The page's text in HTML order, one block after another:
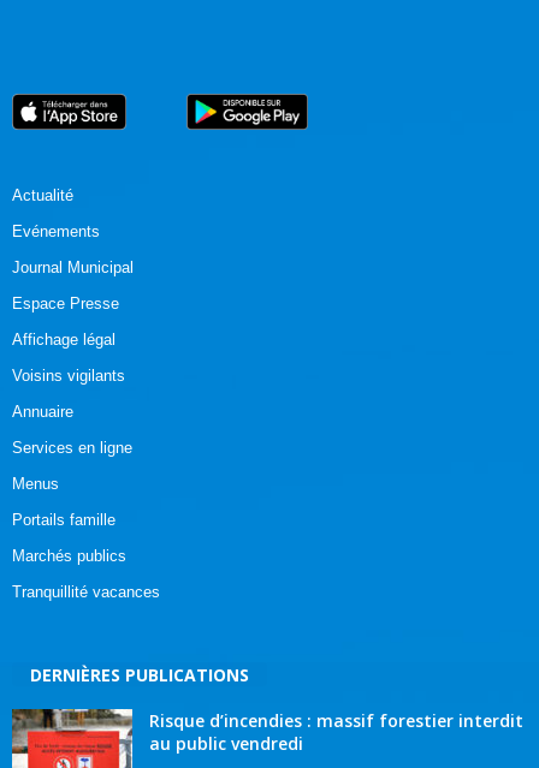
Actualité
Evénements
Journal Municipal
Espace Presse
Affichage légal
Voisins vigilants
Annuaire
Services en ligne
Menus
Portails famille
Marchés publics
Tranquillité vacances
DERNIÈRES PUBLICATIONS
Risque d’incendies : massif forestier interdit
au public vendredi